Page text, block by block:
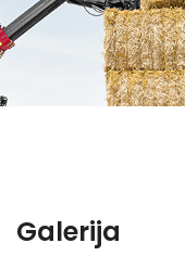
Galerija